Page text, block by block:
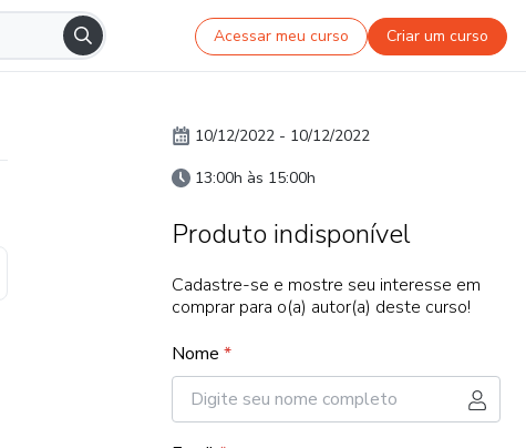
Acessar meu curso Criar um curso
10/12/2022 - 10/12/2022
13:00h às 15:00h
Produto indisponível
Cadastre-se e mostre seu interesse em
comprar para o(a) autor(a) deste curso!
Nome *